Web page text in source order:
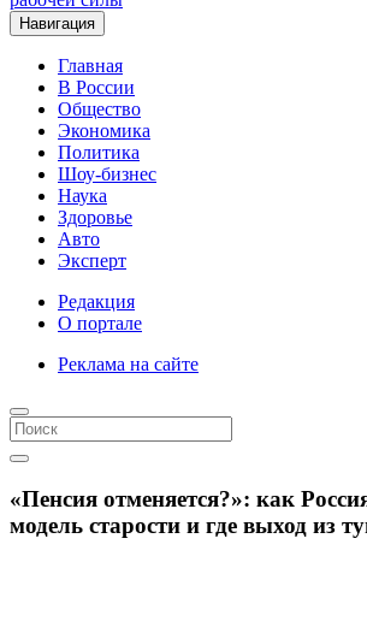
Навигация
Главная
В России
Общество
Экономика
Политика
Шоу-бизнес
Наука
Здоровье
Авто
Эксперт
Редакция
О портале
Реклама на сайте
«Пенсия отменяется?»: как
модель старости и где выход из